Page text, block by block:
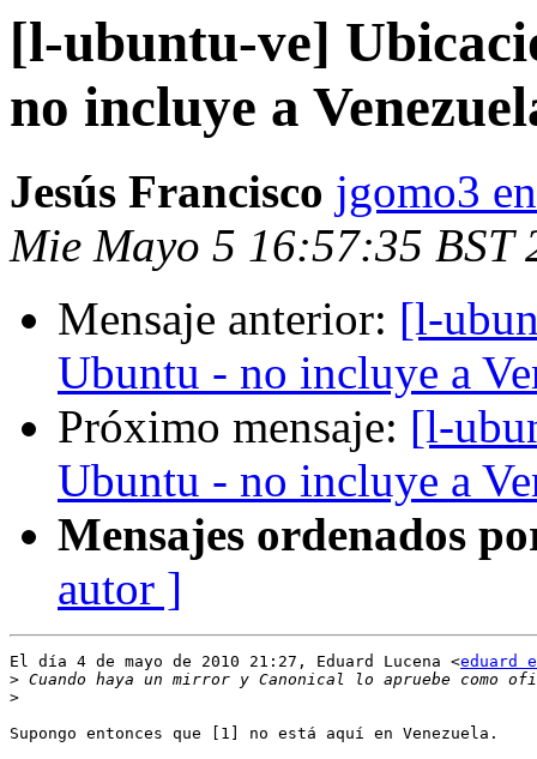
[l-ubuntu-ve]
no incluye a
Jesús Francisco jgomo3
Mie Mayo 5 16:57:35 BST
Mensaje anterior: [l-
Ubuntu - no incluye a
Próximo mensaje: [l-
Ubuntu - no incluye a
Mensajes ordenados
autor ]
El día 4 de mayo de 2010 21:27, Eduard Lucena <eduard
>
>
Supongo entonces que [1] no está aquí en Venezuela.